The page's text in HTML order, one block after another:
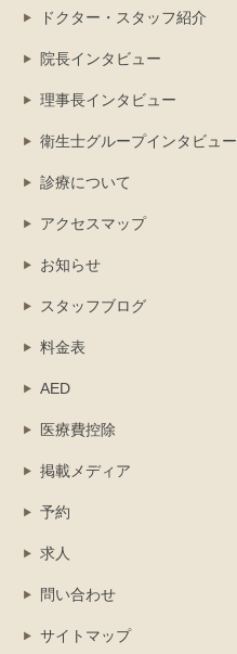
ドクター・スタッフ紹介
院長インタビュー
理事長インタビュー
衛生士グループインタビュー
診療について
アクセスマップ
お知らせ
スタッフブログ
料金表
AED
医療費控除
掲載メディア
予約
求人
問い合わせ
サイトマップ